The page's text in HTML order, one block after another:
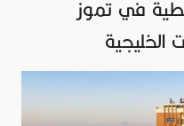
في تموز
الخليجية